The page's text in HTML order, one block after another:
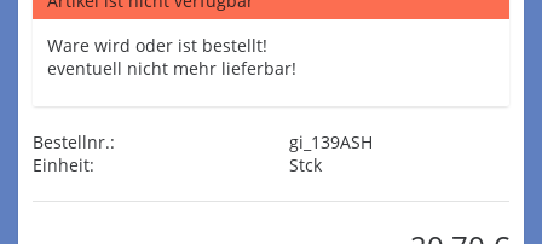
Ware wird oder ist bestellt!
eventuell nicht mehr lieferbar!
Bestellnr.:
gi_139ASH
Einheit:
Stck